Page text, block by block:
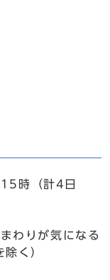
時（計4日
わりが気になる
く）